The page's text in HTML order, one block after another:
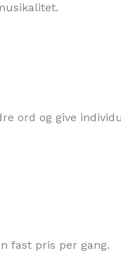
ord og give
fast pris per gang.